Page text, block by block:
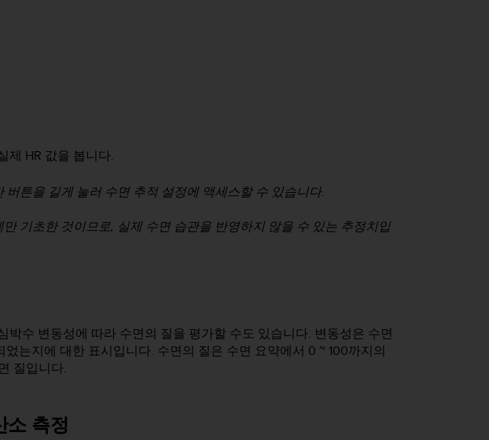
제 HR 값을 봅니다.
튼을 길게 눌러 수면 추적 설정에 액세스할 수 있습니다.
기초한 것이므로, 실제 수면 습관을 반영하지 않을 수 있는 추정치입
박수 변동성에 따라 수면의 질을 평가할 수도 있습니다. 변동성은 수면
는지에 대한 표시입니다. 수면의 질은 수면 요약에서 0 ~ 100까지의
질입니다.
소 측정